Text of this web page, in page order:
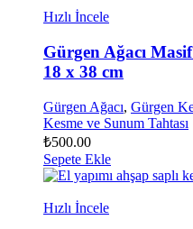
Hızlı İncele
Gürgen Ağacı
18 x 38 cm
Gürgen Ağacı, Gürgen
Kesme ve Sunum Tahtası
₺500.00
Sepete Ekle
Hızlı İncele